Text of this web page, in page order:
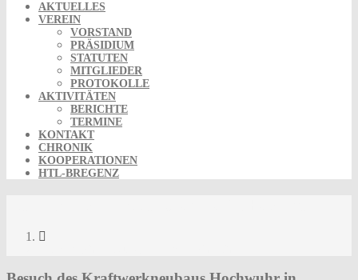
AKTUELLES
VEREIN
VORSTAND
PRÄSIDIUM
STATUTEN
MITGLIEDER
PROTOKOLLE
AKTIVITÄTEN
BERICHTE
TERMINE
KONTAKT
CHRONIK
KOOPERATIONEN
HTL-BREGENZ